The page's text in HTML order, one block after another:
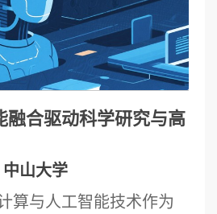
度融合提供参考与启
方法发展、典型场景和
模拟和深度学习模型应
研究的计算方法和软件
将结构预测、分子生成
中在统一的深度学习框
智能的多模态和跨尺度
计和实现；以此为基础
基于数据的算法和软件
预测、设计和动力学模
融合驱动科学研究与高
中山大学
算与人工智能技术作为